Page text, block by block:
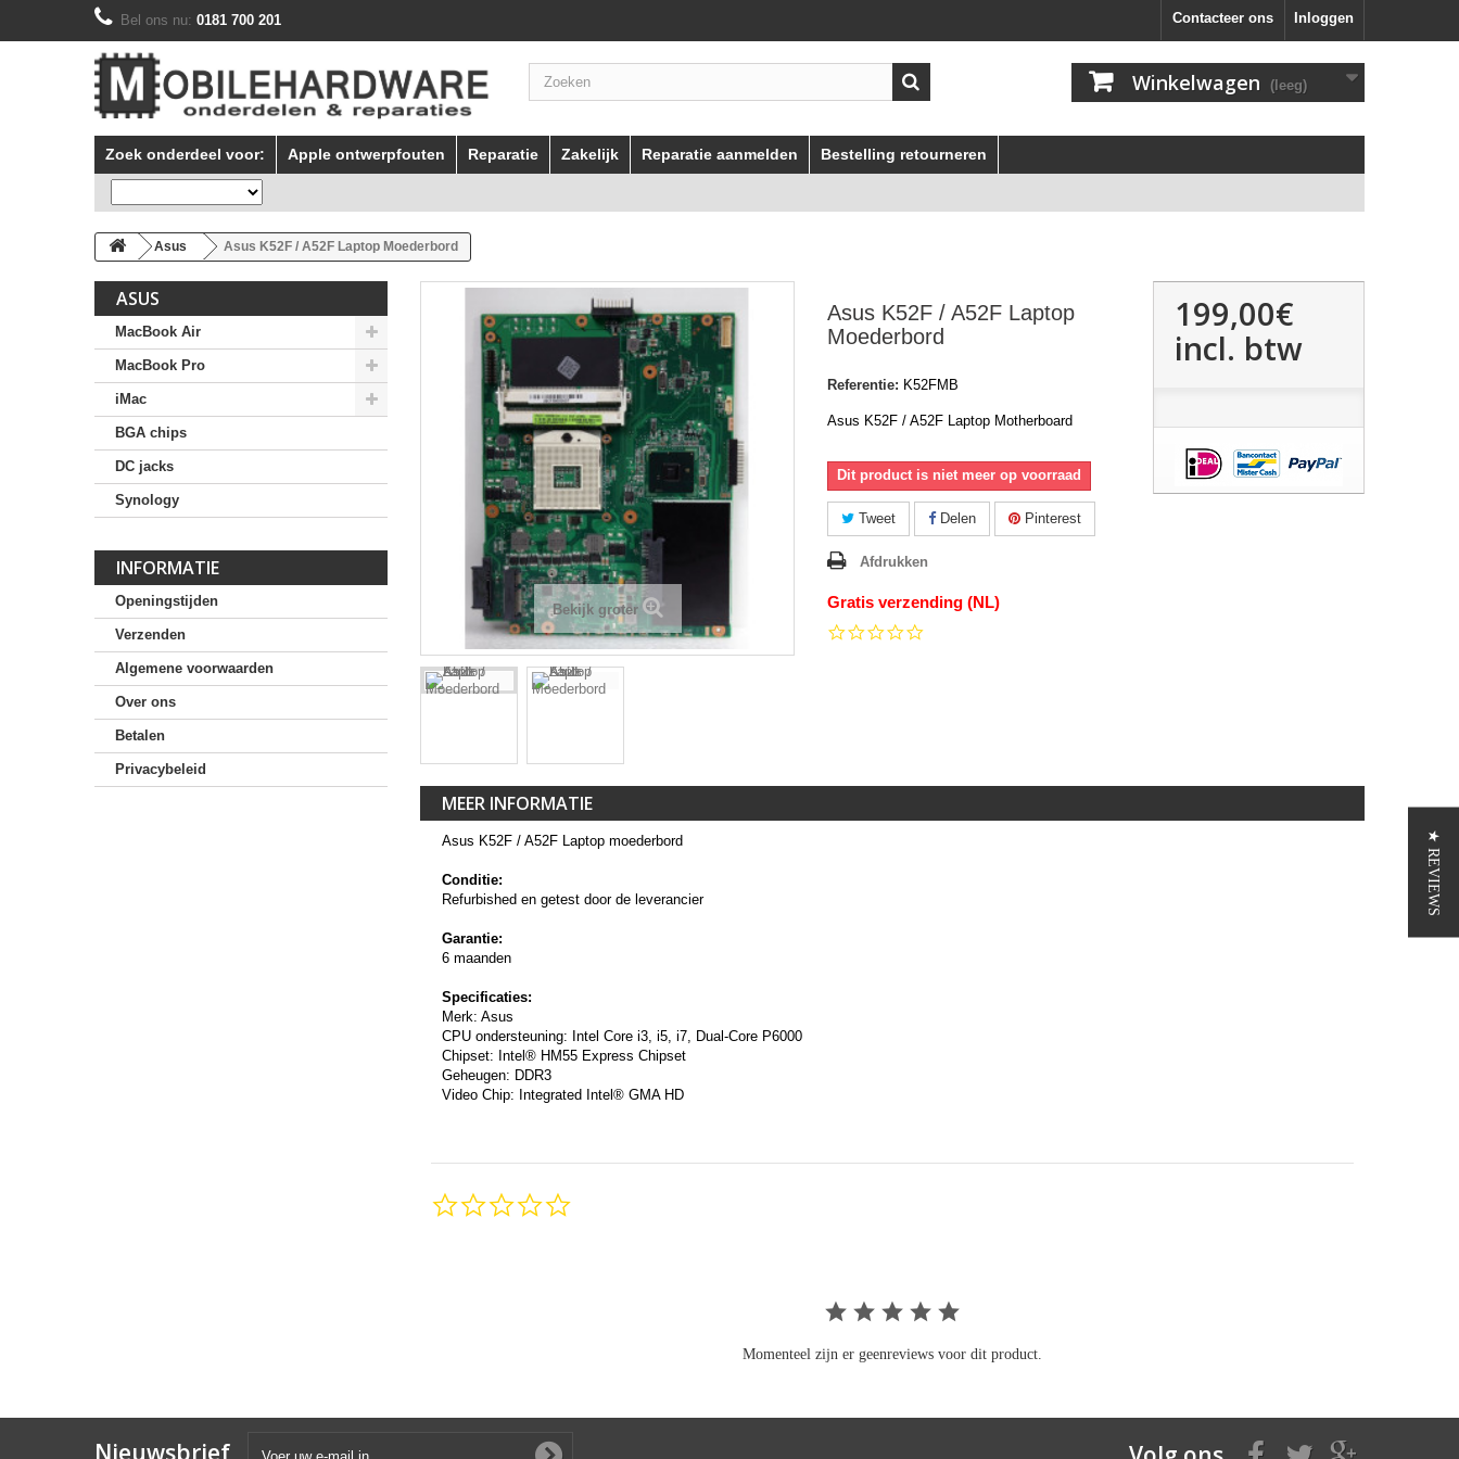
Inloggen
Contacteer ons
Bel ons nu: 0181 700 201
Winkelwagen (leeg)
Zoek onderdeel voor: Apple ontwerpfouten Reparatie Zakelijk Reparatie aanmelden Bestelling retourneren
Asus Asus K52F / A52F Laptop Moederbord
ASUS
MacBook Air
MacBook Pro
iMac
BGA chips
DC jacks
Synology
INFORMATIE
Openingstijden
Verzenden
Algemene voorwaarden
Over ons
Betalen
Privacybeleid
Bekijk groter
Asus K52F / A52F Laptop
Moederbord
Referentie: K52FMB
Asus K52F / A52F Laptop Motherboard
Dit product is niet meer op voorraad
Tweet Delen Pinterest
Afdrukken
Gratis verzending (NL)
199,00€
incl. btw
MEER INFORMATIE
Asus K52F / A52F Laptop moederbord
Conditie:
Refurbished en getest door de leverancier
Garantie:
6 maanden
Specificaties:
Merk: Asus
CPU ondersteuning: Intel Core i3, i5, i7, Dual-Core P6000
Chipset: Intel® HM55 Express Chipset
Geheugen: DDR3
Video Chip: Integrated Intel® GMA HD
Momenteel zijn er geenreviews voor dit product.
Nieuwsbrief
★ REVIEWS